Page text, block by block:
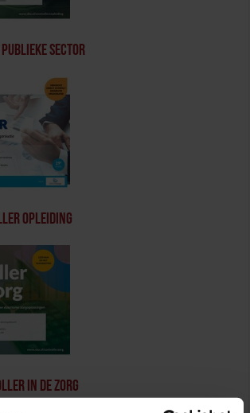
sector
Opleiding
in de Zorg